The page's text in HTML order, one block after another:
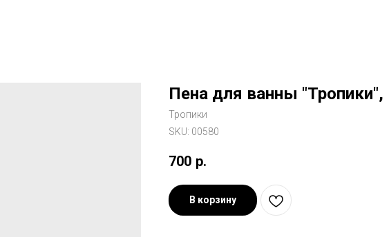
Пена для ванны
Тропики
SKU: 00580
700 р.
В корзину